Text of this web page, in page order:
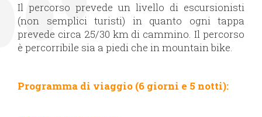
Il percorso prevede un livello di escursionisti
(non semplici turisti) in quanto ogni tappa
prevede circa 25/30 km di cammino. Il percorso
è percorribile sia a piedi che in mountain bike.
Programma di viaggio (6 giorni e 5 notti):